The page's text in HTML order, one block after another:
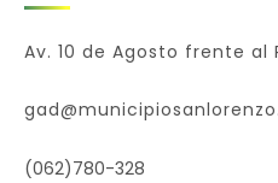
Av. 10 de Agosto frente al
(062)780-328